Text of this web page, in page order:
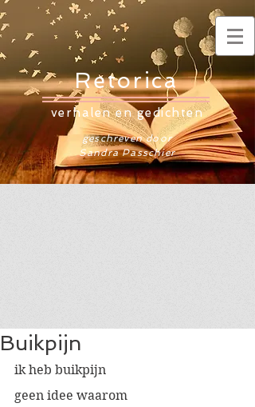
Retorica
verhalen en gedichten
geschreven door
Sandra Passchier
Buikpijn
ik heb buikpijn
geen idee waarom